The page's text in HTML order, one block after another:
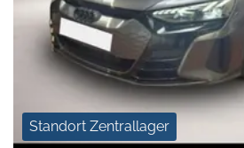
Standort Zentrallager